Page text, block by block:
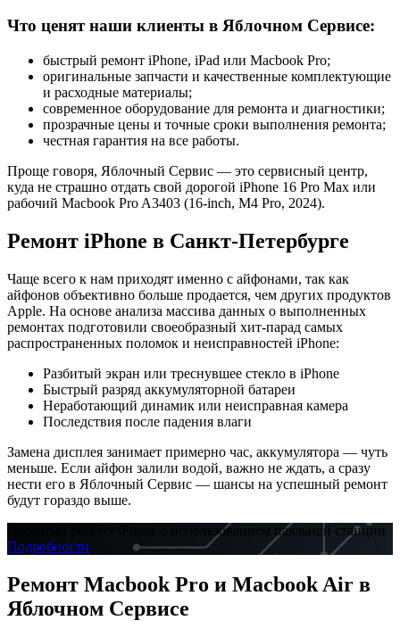
Что ценят наши клиенты в Яблочном Сервисе:
быстрый ремонт iPhone, iPad или Macbook Pro;
оригинальные запчасти и качественные комплектующие
и расходные материалы;
современное оборудование для ремонта и диагностики;
прозрачные цены и точные сроки выполнения ремонта;
честная гарантия на все работы.
Проще говоря, Яблочный Сервис — это сервисный центр,
куда не страшно отдать свой дорогой iPhone 16 Pro Max или
рабочий Macbook Pro A3403 (16-inch, M4 Pro, 2024).
Ремонт iPhone в Санкт-Петербурге
Чаще всего к нам приходят именно с айфонами, так как
айфонов объективно больше продается, чем других продуктов
Apple. На основе анализа массива данных о выполненных
ремонтах подготовили своеобразный хит-парад самых
распространенных поломок и неисправностей iPhone:
Разбитый экран или треснувшее стекло в iPhone
Быстрый разряд аккумуляторной батареи
Неработающий динамик или неисправная камера
Последствия после падения влаги
Замена дисплея занимает примерно час, аккумулятора — чуть
меньше. Если айфон залили водой, важно не ждать, а сразу
нести его в Яблочный Сервис — шансы на успешный ремонт
будут гораздо выше.
Сложный ремонт iPhone с использованием паяльной станции
Подробности
Ремонт Macbook Pro и Macbook Air в
Яблочном Сервисе